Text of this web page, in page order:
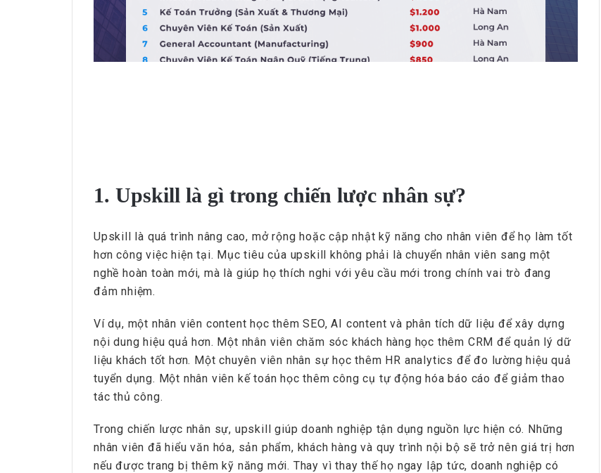
1. Upskill là gì trong chiến lược nhân sự?
Upskill là quá trình nâng cao, mở rộng hoặc cập nhật kỹ năng cho nhân viên để họ làm tốt
hơn công việc hiện tại. Mục tiêu của upskill không phải là chuyển nhân viên sang một
nghề hoàn toàn mới, mà là giúp họ thích nghi với yêu cầu mới trong chính vai trò đang
đảm nhiệm.
Ví dụ, một nhân viên content học thêm SEO, AI content và phân tích dữ liệu để xây dựng
nội dung hiệu quả hơn. Một nhân viên chăm sóc khách hàng học thêm CRM để quản lý dữ
liệu khách tốt hơn. Một chuyên viên nhân sự học thêm HR analytics để đo lường hiệu quả
tuyển dụng. Một nhân viên kế toán học thêm công cụ tự động hóa báo cáo để giảm thao
tác thủ công.
Trong chiến lược nhân sự, upskill giúp doanh nghiệp tận dụng nguồn lực hiện có. Những
nhân viên đã hiểu văn hóa, sản phẩm, khách hàng và quy trình nội bộ sẽ trở nên giá trị hơn
nếu được trang bị thêm kỹ năng mới. Thay vì thay thế họ ngay lập tức, doanh nghiệp có
HRchannels Group - Headhunter Vietnam HRchannels Group - Headhunter Vietnam